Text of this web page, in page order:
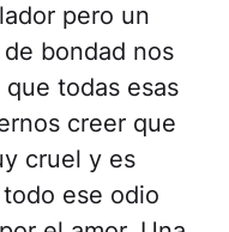
pero un
bondad nos
todas esas
creer que
cruel y es
ese odio